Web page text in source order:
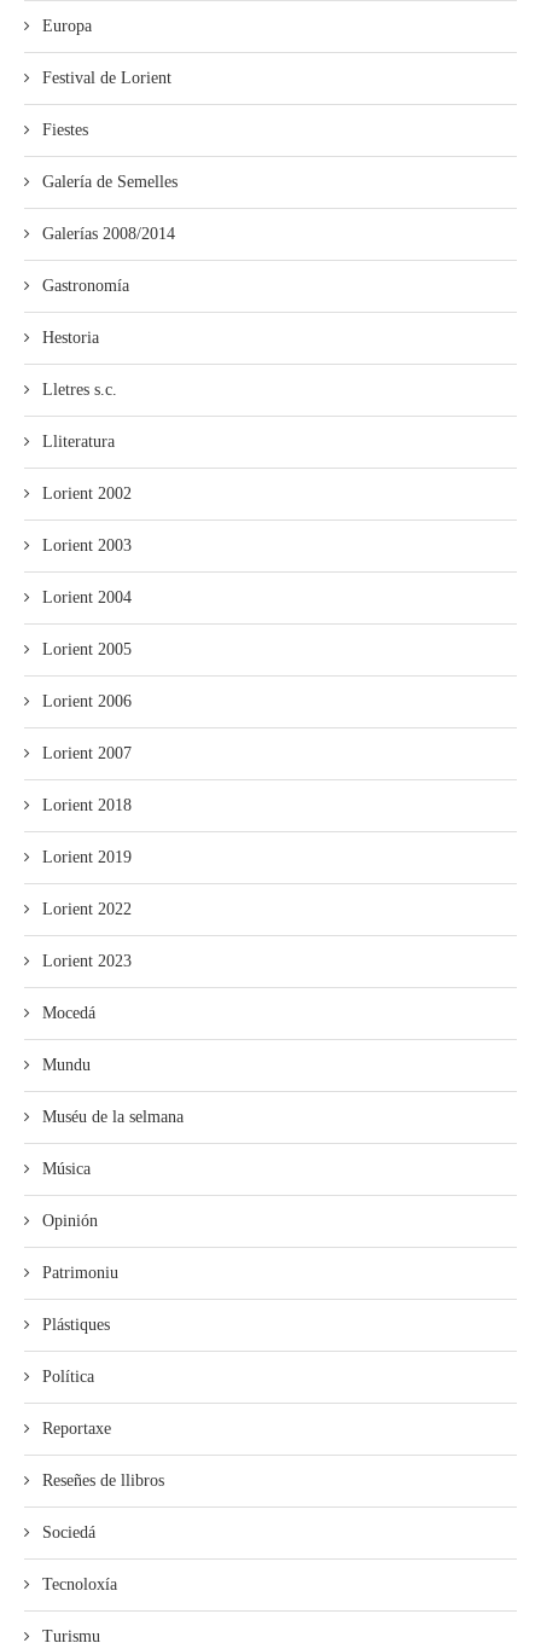
Europa
Festival de Lorient
Fiestes
Galería de Semelles
Galerías 2008/2014
Gastronomía
Hestoria
Lletres s.c.
Lliteratura
Lorient 2002
Lorient 2003
Lorient 2004
Lorient 2005
Lorient 2006
Lorient 2007
Lorient 2018
Lorient 2019
Lorient 2022
Lorient 2023
Mocedá
Mundu
Muséu de la selmana
Música
Opinión
Patrimoniu
Plástiques
Política
Reportaxe
Reseñes de llibros
Sociedá
Tecnoloxía
Turismu